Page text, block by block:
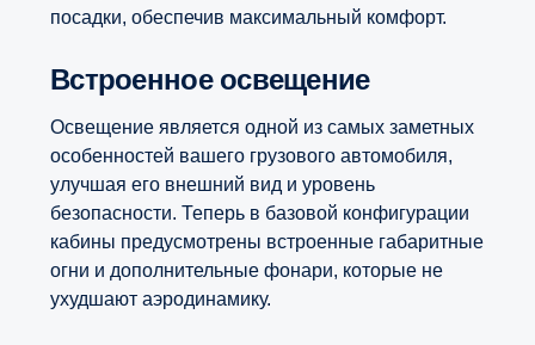
посадки, обеспечив максимальный комфорт.
Встроенное освещение
Освещение является одной из самых заметных
особенностей вашего грузового автомобиля,
улучшая его внешний вид и уровень
безопасности. Теперь в базовой конфигурации
кабины предусмотрены встроенные габаритные
огни и дополнительные фонари, которые не
ухудшают аэродинамику.